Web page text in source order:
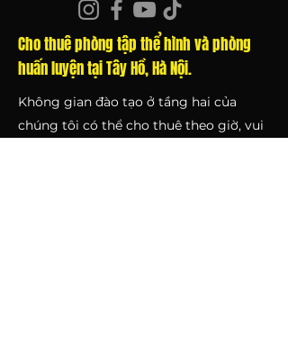
Tương Lai Của STAR - Tô Ngọc
Vân, Tây Hồ
Cho thuê phòng tập thể hình và phòng
huấn luyện tại Tây Hồ, Hà Nội.
Không gian đào tạo ở tầng hai của
chúng tôi có thể cho thuê theo giờ, vui